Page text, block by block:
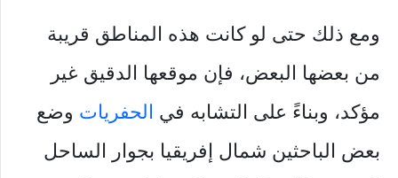
ومع ذلك حتى لو كانت هذه المناطق قريبة
من بعضها البعض، فإن موقعها الدقيق غير
مؤكد، وبناءً على التشابه في الحفريات وضع
بعض الباحثين شمال إفريقيا بجوار الساحل